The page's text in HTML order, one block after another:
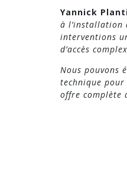
Yannick
à l’installation
interventions
d’accès
Nous pouvons
technique pour
offre complète